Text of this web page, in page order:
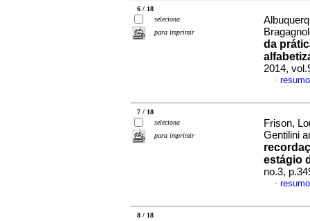
6 / 18
seleciona
para imprimir
da
2014,
·
7 / 18
seleciona
para imprimir
Frison,
Gentilini
estágio
no.3,
·
8 / 18